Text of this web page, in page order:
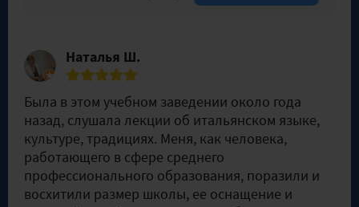
Наталья Ш.
Была в этом учебном заведении около года
назад, слушала лекции об итальянском языке,
культуре, традициях. Меня, как человека,
работающего в сфере среднего
профессионального образования, поразили и
восхитили размер школы, ее оснащение и